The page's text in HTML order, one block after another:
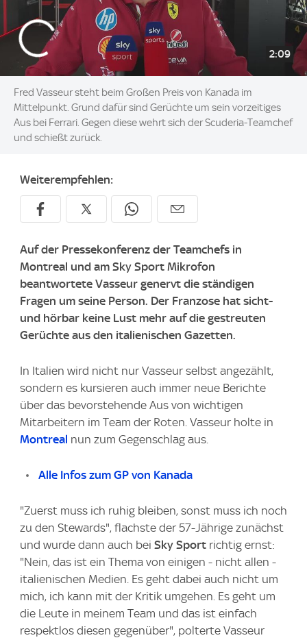
2:09
Fred Vasseur steht beim Großen Preis von Kanada im
Mittelpunkt. Grund dafür sind Gerüchte um sein vorzeitiges
Aus bei Ferrari. Gegen diese wehrt sich der Scuderia-Teamchef
und schießt zurück.
Weiterempfehlen:
Auf der Pressekonferenz der Teamchefs in
Montreal und am Sky Sport Mikrofon
beantwortete Vasseur genervt die ständigen
Fragen um seine Person. Der Franzose hat sicht-
und hörbar keine Lust mehr auf die gestreuten
Gerüchte aus den italienischen Gazetten.
In Italien wird nicht nur Vasseur selbst angezählt,
sondern es kursieren auch immer neue Berichte
über das bevorstehende Aus von wichtigen
Mitarbeitern im Team der Roten. Vasseur holte in
Montreal nun zum Gegenschlag aus.
Alle Infos zum GP von Kanada
"Zuerst muss ich ruhig bleiben, sonst muss ich noch
zu den Stewards", flachste der 57-Jährige zunächst
und wurde dann auch bei Sky Sport richtig ernst:
"Nein, das ist ein Thema von einigen - nicht allen -
italienischen Medien. Es geht dabei auch nicht um
mich, ich kann mit der Kritik umgehen. Es geht um
die Leute in meinem Team und das ist einfach
respektlos diesen gegenüber", polterte Vasseur